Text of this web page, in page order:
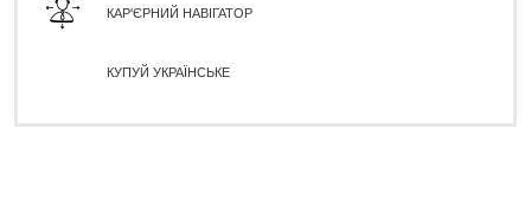
КАР'ЄРНИЙ НАВІГАТОР
КУПУЙ УКРАЇНСЬКЕ